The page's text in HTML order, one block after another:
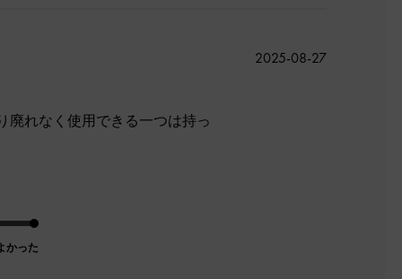
廃れなく使用できる一つは持っ
かった
公
2025-08-27